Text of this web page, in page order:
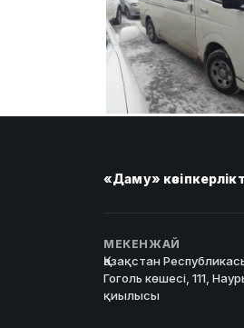
«Даму»
МЕКЕНЖАЙ
Қазақстан
Гоголь көшесі, 111,
қиылысы